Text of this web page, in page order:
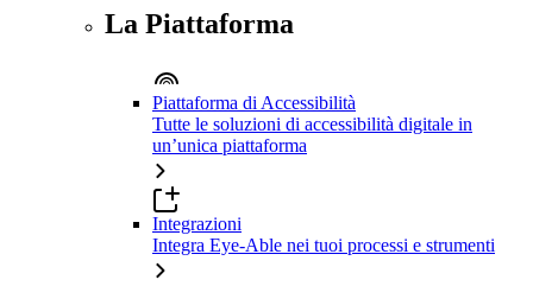
La Piattaforma
Piattaforma di Accessibilità
Tutte le soluzioni di accessibilità digitale in
un’unica piattaforma
Integrazioni
Integra Eye-Able nei tuoi processi e strumenti